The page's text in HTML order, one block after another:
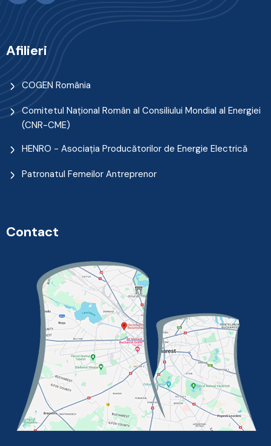
Afilieri
COGEN România
Comitetul Naţional Român al Consiliului Mondial al Energiei
(CNR-CME)
HENRO - Asociația Producătorilor de Energie Electrică
Patronatul Femeilor Antreprenor
Contact